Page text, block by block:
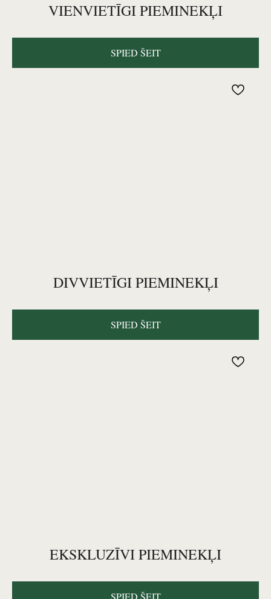
VIENVIETĪGI PIEMINEKĻI
SPIED ŠEIT
DIVVIETĪGI PIEMINEKĻI
SPIED ŠEIT
EKSKLUZĪVI PIEMINEKĻI
SPIED ŠEIT